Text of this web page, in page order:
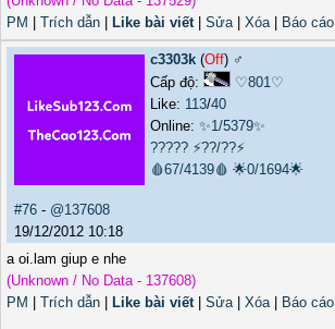
PM
Trích dẫn Like bài viết| Sửa| Xóa| Báo cáo
c3303k (Off) ♂️
Cấp độ:
♡801♡
Like: 113/40
Online: ✨1/5379✨
????? ⚡??/??⚡
🩸67/4139🩸 🌟0/1694🌟
#76 - @137608
19/12/2012 10:18
a oi.lam giup e nhe
(Unknown / No Data - 137608)
PM
Trích dẫn Like bài viết| Sửa| Xóa| Báo cáo